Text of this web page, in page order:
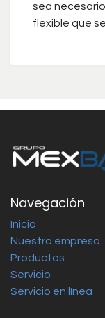
sea
flexible que
Navegación
Inicio
Nuestra empresa
Productos
Servicio
Servicio en línea